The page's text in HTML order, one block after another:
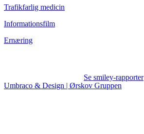
Trafikfarlig medicin
Informationsfilm
Ernæring
Se smiley-rapporter
Umbraco & Design | Ørskov Gruppen